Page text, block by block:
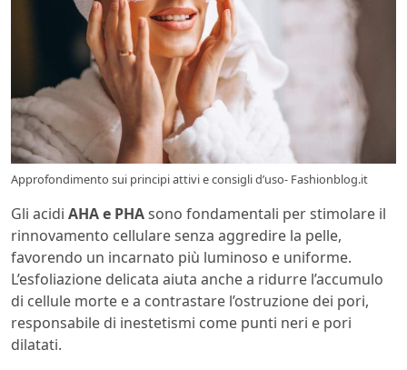
Approfondimento sui principi attivi e consigli d’uso- Fashionblog.it
Gli acidi AHA e PHAsono fondamentali per stimolare il
rinnovamento cellulare senza aggredire la pelle,
favorendo un incarnato più luminoso e uniforme.
L’esfoliazione delicata aiuta anche a ridurre l’accumulo
di cellule morte e a contrastare l’ostruzione dei pori,
responsabile di inestetismi come punti neri e pori
dilatati.